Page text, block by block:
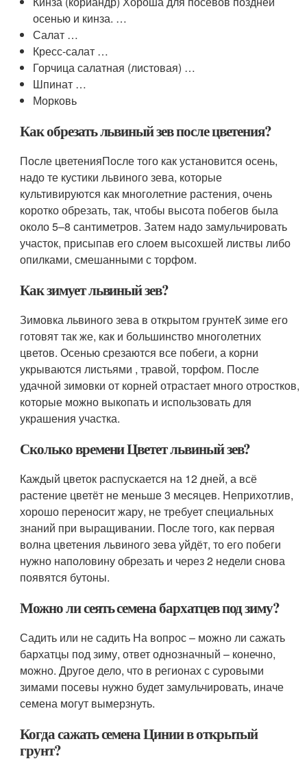
осенью и кинза. …
Салат …
Кресс-салат …
Горчица салатная (листовая) …
Шпинат …
Морковь
Как обрезать львиный зев после цветения?
После цветенияПосле того как установится осень,
надо те кустики львиного зева, которые
культивируются как многолетние растения, очень
коротко обрезать, так, чтобы высота побегов была
около 5–8 сантиметров. Затем надо замульчировать
участок, присыпав его слоем высохшей листвы либо
опилками, смешанными с торфом.
Как зимует львиный зев?
Зимовка львиного зева в открытом грунтеК зиме его
готовят так же, как и большинство многолетних
цветов. Осенью срезаются все побеги, а корни
укрываются листьями , травой, торфом. После
удачной зимовки от корней отрастает много отростков,
которые можно выкопать и использовать для
украшения участка.
Сколько времени Цветет львиный зев?
Каждый цветок распускается на 12 дней, а всё
растение цветёт не меньше 3 месяцев. Неприхотлив,
хорошо переносит жару, не требует специальных
знаний при выращивании. После того, как первая
волна цветения львиного зева уйдёт, то его побеги
нужно наполовину обрезать и через 2 недели снова
появятся бутоны.
Можно ли сеять семена бархатцев под зиму?
Садить или не садить На вопрос – можно ли сажать
бархатцы под зиму, ответ однозначный – конечно,
можно. Другое дело, что в регионах с суровыми
зимами посевы нужно будет замульчировать, иначе
семена могут вымерзнуть.
Когда сажать семена Цинии в открытый
грунт?